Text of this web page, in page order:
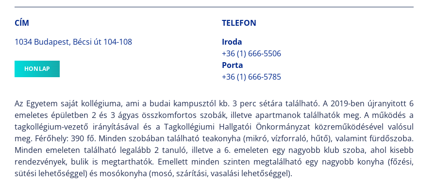
CÍM
1034 Budapest, Bécsi út 104-108
HONLAP
TELEFON
Iroda
+36 (1) 666-5506
Porta
+36 (1) 666-5785
Az Egyetem saját kollégiuma, ami a budai kampusztól kb. 3 perc sétára található. A 2019-ben újranyitott 6
emeletes épületben 2 és 3 ágyas összkomfortos szobák, illetve apartmanok találhatók meg. A működés a
tagkollégium-vezető irányításával és a Tagkollégiumi Hallgatói Önkormányzat közreműködésével valósul
meg. Férőhely: 390 fő. Minden szobában található teakonyha (mikró, vízforraló, hűtő), valamint fürdőszoba.
Minden emeleten található legalább 2 tanuló, illetve a 6. emeleten egy nagyobb klub szoba, ahol kisebb
rendezvények, bulik is megtarthatók. Emellett minden szinten megtalálható egy nagyobb konyha (főzési,
sütési lehetőséggel) és mosókonyha (mosó, szárítási, vasalási lehetőséggel).